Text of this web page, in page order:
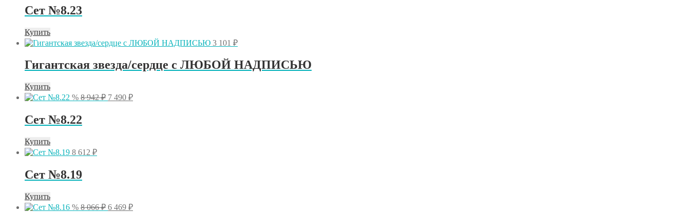
Сет №8.23
Купить
3 101 ₽
Гигантская звезда/сердце с ЛЮБОЙ НАДПИСЬЮ
Купить
% 8 942₽ Первоначальная
7 490 ₽Текущая
Сет №8.22
Купить
8 612 ₽
Сет №8.19
Купить
% 8 066₽ Первоначальная
6 469 ₽Текущая